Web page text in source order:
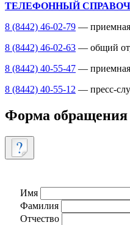
ТЕЛЕФОННЫЙ
8 (8442) 46-02-79 — приемная
8 (8442) 46-02-63 — общий
8 (8442) 40-55-47 — приемная
8 (8442) 40-55-12 — пресс-
Форма обращения
Имя
Фамилия
Отчество